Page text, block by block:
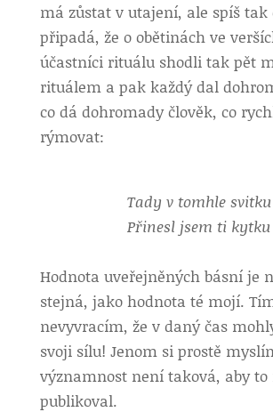
má zůstat v utajení, ale spíš tak
připadá, že o obětinách ve
účastníci rituálu shodli tak pět
rituálem a pak každý dal
co dá dohromady člověk, co
rýmovat:
Tady v tomhle svitku
Přinesl jsem ti kytku
Hodnota uveřejněných básní je
stejná, jako hodnota té mojí.
nevyvracím, že v daný čas
svoji sílu! Jenom si prostě
významnost není taková, aby to
publikoval.